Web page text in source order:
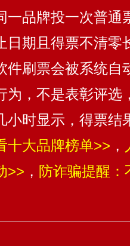
一品牌投一次普通
日期且得票不清零
件刷票会被系统自
为，不是表彰评选
小时显示，得票结
十大品牌榜单>> ，
>> ， 防诈骗提醒